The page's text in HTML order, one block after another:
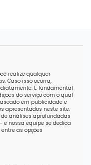
realize qualquer
Caso isso ocorra,
É fundamental
do serviço com o qual
em publicidade e
apresentados neste site.
análises aprofundadas
nossa equipe se dedica
as opções